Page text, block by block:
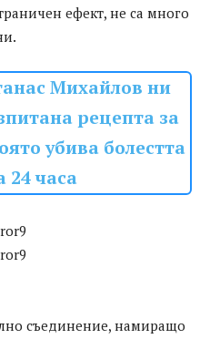
ефект, не са много
Михайлов ни
рецепта за
убива болестта
24 часа
съединение, намиращо